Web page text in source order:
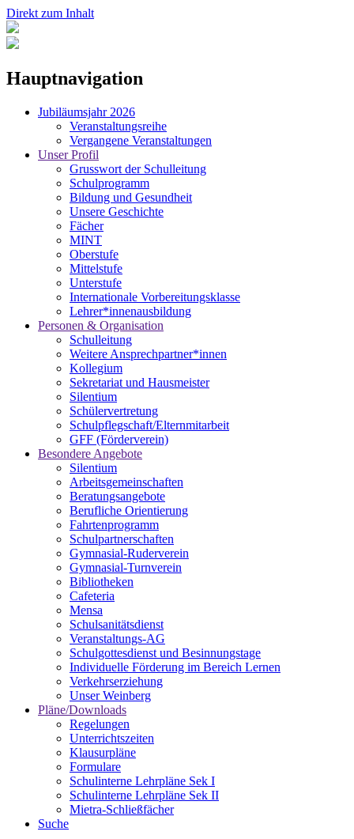
Direkt zum Inhalt
Hauptnavigation
Jubiläumsjahr 2026
Veranstaltungsreihe
Vergangene Veranstaltungen
Unser Profil
Grusswort der Schulleitung
Schulprogramm
Bildung und Gesundheit
Unsere Geschichte
Fächer
MINT
Oberstufe
Mittelstufe
Unterstufe
Internationale Vorbereitungsklasse
Lehrer*innenausbildung
Personen & Organisation
Schulleitung
Weitere Ansprechpartner*innen
Kollegium
Sekretariat und Hausmeister
Silentium
Schülervertretung
Schulpflegschaft/Elternmitarbeit
GFF (Förderverein)
Besondere Angebote
Silentium
Arbeitsgemeinschaften
Beratungsangebote
Berufliche Orientierung
Fahrtenprogramm
Schulpartnerschaften
Gymnasial-Ruderverein
Gymnasial-Turnverein
Bibliotheken
Cafeteria
Mensa
Schulsanitätsdienst
Veranstaltungs-AG
Schulgottesdienst und Besinnungstage
Individuelle Förderung im Bereich Lernen
Verkehrserziehung
Unser Weinberg
Pläne/Downloads
Regelungen
Unterrichtszeiten
Klausurpläne
Formulare
Schulinterne Lehrpläne Sek I
Schulinterne Lehrpläne Sek II
Mietra-Schließfächer
Suche